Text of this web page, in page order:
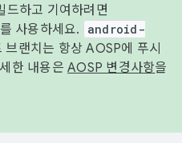
드하고 기여하려면
를 사용하세요.
android-
브랜치는 항상 AOSP에 푸시
한 내용은 AOSP 변경사항을